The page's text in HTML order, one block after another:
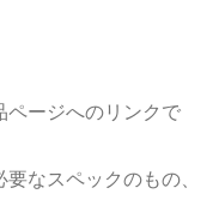
ページへのリンクで
なスペックのもの、